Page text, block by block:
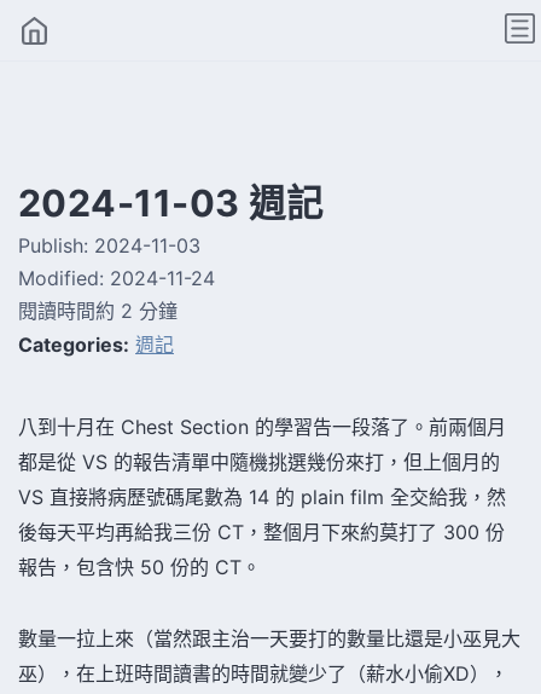
2024-11-03 週記
Publish: 2024-11-03
Modified: 2024-11-24
閱讀時間約 2 分鐘
Categories: 週記
八到十月在 Chest Section 的學習告一段落了。前兩個月
都是從 VS 的報告清單中隨機挑選幾份來打，但上個月的
VS 直接將病歷號碼尾數為 14 的 plain film 全交給我，然
後每天平均再給我三份 CT，整個月下來約莫打了 300 份
報告，包含快 50 份的 CT。
數量一拉上來（當然跟主治一天要打的數量比還是小巫見大
巫），在上班時間讀書的時間就變少了（薪水小偷XD），